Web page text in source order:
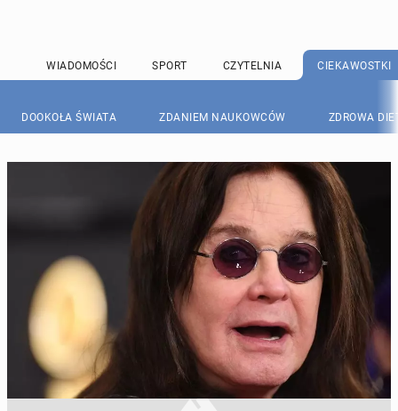
WIADOMOŚCI SPORT CZYTELNIA CIEKAWOSTKI
DOOKOŁA ŚWIATA ZDANIEM NAUKOWCÓW ZDROWA